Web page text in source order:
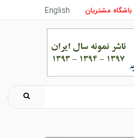
باشگاه مشتریان English